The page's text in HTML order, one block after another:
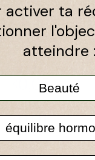
activer ta
atteindre :
Beauté
équilibre